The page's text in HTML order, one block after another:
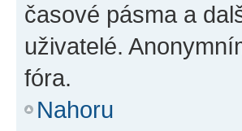
časové pásma a
uživatelé.
fóra.
Nahoru